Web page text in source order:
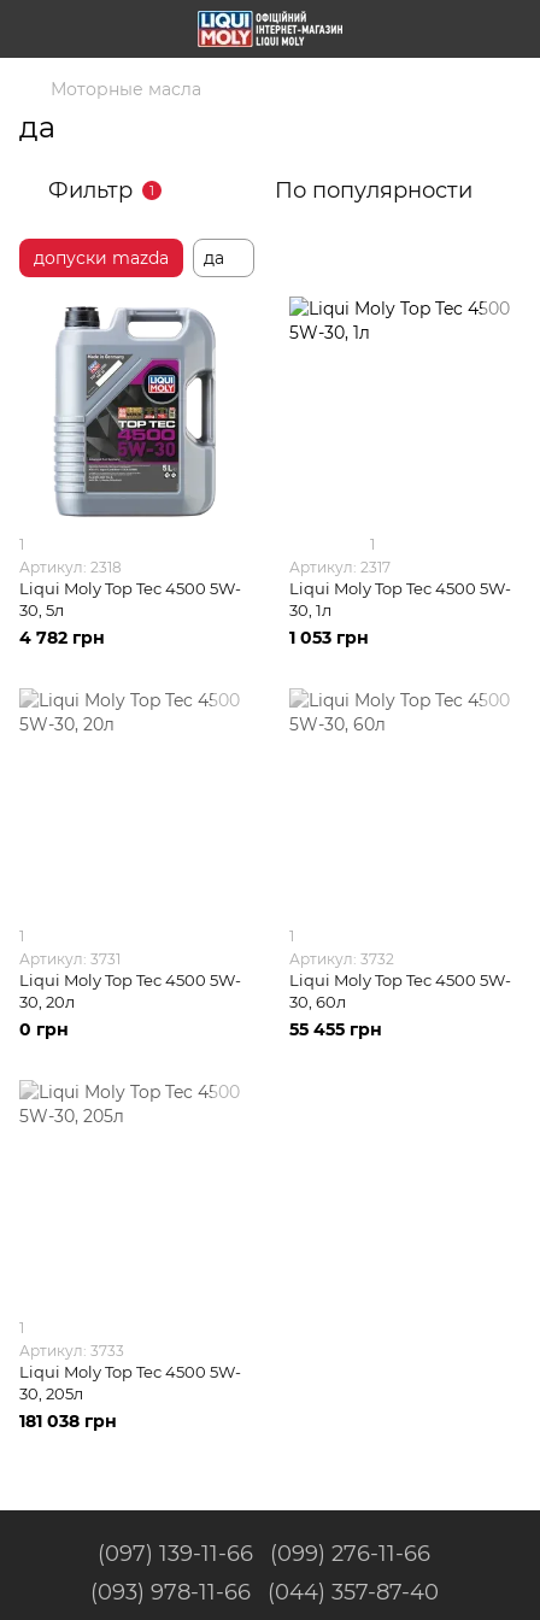
Моторные масла
да
Фильтр 1 По популярности
допуски mazda да
1
Артикул: 2318
Liqui Moly Top Tec 4500 5W-
30, 5л
4 782 грн
1
Артикул: 2317
Liqui Moly Top Tec 4500 5W-
30, 1л
1 053 грн
1
Артикул: 3731
Liqui Moly Top Tec 4500 5W-
30, 20л
0 грн
1
Артикул: 3732
Liqui Moly Top Tec 4500 5W-
30, 60л
55 455 грн
1
Артикул: 3733
Liqui Moly Top Tec 4500 5W-
30, 205л
181 038 грн
(097) 139-11-66
(099) 276-11-66
(093) 978-11-66
(044) 357-87-40